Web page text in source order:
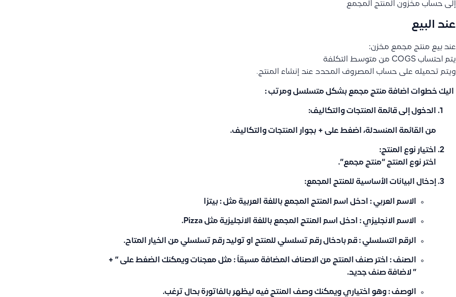
إلى حساب مخزون المنتج المجمع
عند البيع
عند بيع منتج مجمع مخزن:
يتم احتساب COGS من متوسط التكلفة
ويتم تحميله على حساب المصروف المحدد عند إنشاء المنتج.
اليك خطوات اضافة منتج مجمع بشكل متسلسل ومرتب :
الدخول إلى قائمة المنتجات والتكاليف:
من القائمة المنسدلة، اضغط على + بجوار المنتجات والتكاليف.
اختيار نوع المنتج:
اختر نوع المنتج “منتج مجمع”.
إدخال البيانات الأساسية للمنتج المجمع:
الاسم العربي : ادخل اسم المنتج المجمع باللغة العربية مثل : بيتزا
الاسم الانجليزي : ادخل اسم المنتج المجمع باللغة الانجليزية مثل Pizza.
الرقم التسلسلي : قم بادخال رقم تسلسلي للمنتج او توليد رقم تسلسلي من الخيار المتاح.
الصنف : اختر صنف المنتج من الاصناف المضافة مسبقاً : مثل معجنات ويمكنك الضغط على ” +
” لاضافة صنف جديد.
الوصف : وهو اختياري ويمكنك وصف المنتج فيه ليظهر بالفاتورة بحال ترغب.